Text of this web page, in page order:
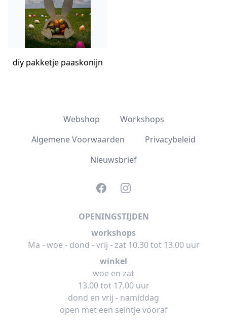
diy pakketje paaskonijn
Webshop
Workshops
Algemene Voorwaarden
Privacybeleid
Nieuwsbrief
FacebookInstagram
OPENINGSTIJDEN
workshops
Ma - woe - dond - vrij - zat 10.30 tot 13.00 uur
winkel
woe en zat
13.00 tot 17.00 uur
dond en vrij - namiddag
open met een seintje vooraf